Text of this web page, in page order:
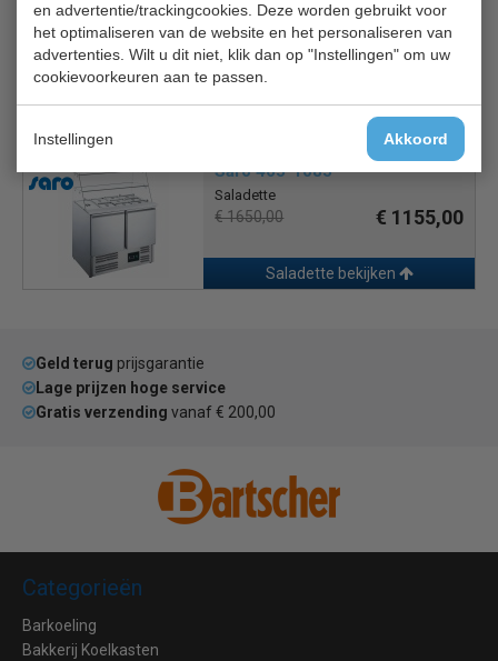
en advertentie/trackingcookies. Deze worden gebruikt voor
het optimaliseren van de website en het personaliseren van
advertenties. Wilt u dit niet, klik dan op "Instellingen" om uw
cookievoorkeuren aan te passen.
Instellingen Akkoord
Saro 323-1105
Saladette
€ 1950,00 € 1248,00
Saladette bekijken
Saro 465-1085
Saladette
€ 1650,00 € 1155,00
Saladette bekijken
Geld terug prijsgarantie
Lage prijzen hoge service
Gratis verzending vanaf € 200,00
Categorieën
Barkoeling
Bakkerij Koelkasten